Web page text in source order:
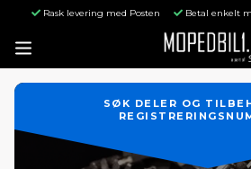
Rask levering med Posten Betal enkelt
SØK DELER OG